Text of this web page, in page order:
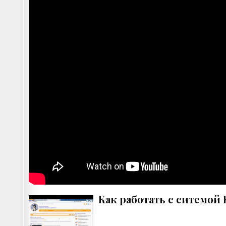
Как работать с ситемой